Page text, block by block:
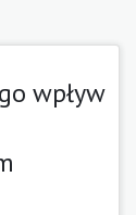
wpływ